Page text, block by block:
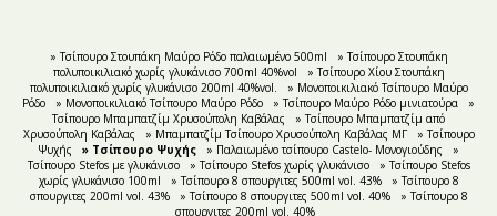
» Τσίπουρο Στουπάκη Μαύρο Ρόδο παλαιωμένο 500ml
» Τσίπουρο Στουπάκη
πολυποικιλιακό χωρίς γλυκάνισο 700ml 40%vol
» Τσίπουρο Χίου Στουπάκη
πολυποικιλιακό χωρίς γλυκάνισο 200ml 40%vol.
» Μονοποικιλιακό Tσίπουρο Μαύρο
Ρόδο
» Μονοποικιλιακό Τσίπουρο Μαύρο Ρόδο » Τσίπουρο Μαύρο Ρόδο μινιατούρα
»
Τσίπουρο Μπαμπατζίμ Χρυσούπολη Καβάλας
» Τσίπουρο Μπαμπατζίμ από
Χρυσούπολη Καβάλας
» Μπαμπατζίμ Τσίπουρο Χρυσούπολη Καβάλας ΜΓ
» Τσίπουρο
Ψυχής
» Τσίπουρο Ψυχής » Παλαιωμένο τσίπουρο Castelo- Μονογιούδης
»
Τσίπουρο Stefos με γλυκάνισο
» Τσίπουρο Stefos χωρίς γλυκάνισο
» Τσίπουρο Stefos
χωρίς γλυκάνισο 100ml
» Τσίπουρο 8 σπουργιτες 500ml vol. 43%
» Τσίπουρο 8
σπουργιτες 200ml vol. 43%
» Τσίπουρο 8 σπουργιτες 500ml vol. 40%
» Τσίπουρο 8
σπουργιτες 200ml vol. 40%